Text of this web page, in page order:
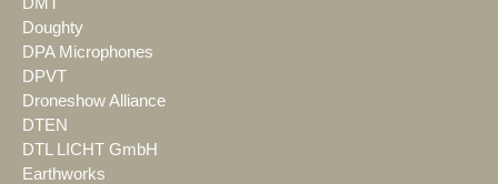
Doughty
DPA Microphones
DPVT
Droneshow Alliance
DTEN
DTL LICHT GmbH
Earthworks